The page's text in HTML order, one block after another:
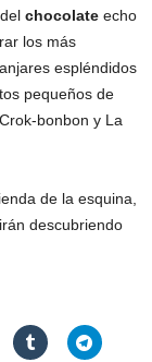
chocolate echo
los más
espléndidos
pequeños de
bonbon y La
de la esquina,
descubriendo